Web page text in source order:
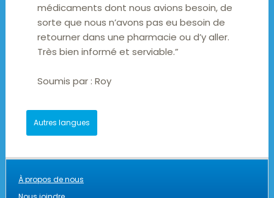
médicaments dont nous avions besoin, de
sorte que nous n’avons pas eu besoin de
retourner dans une pharmacie ou d’y aller.
Très bien informé et serviable.”
Soumis par :Roy
Autres langues
À propos de nous